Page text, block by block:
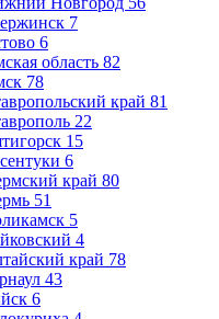
7
6
область 82
78
край 81
22
15
6
край 80
51
5
4
край 78
43
6